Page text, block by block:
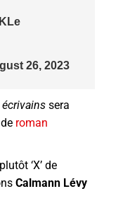
26, 2023
écrivains sera
roman
‘X’ de
Calmann Lévy